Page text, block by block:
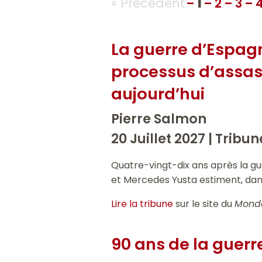
La guerre
processus
aujourd’hui
Pierre Salmon
20 Juillet 2027 |
Quatre-vingt-dix ans après la
et Mercedes Yusta estiment,
Lire la tribunesur le site du
90 ans de la